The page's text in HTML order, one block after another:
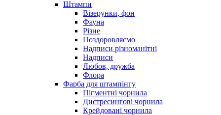
Штампи
Візерунки, фон
Фауна
Різне
Поздоровляємо
Надписи різноманітні
Надписи
Любов, дружба
Флора
Фарба для штампінгу
Пігментні чорнила
Дистресингові чорнила
Крейдовані чорнила